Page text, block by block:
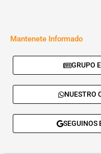
Mantenete Informado
GRUPO
NUESTRO
SEGUINOS